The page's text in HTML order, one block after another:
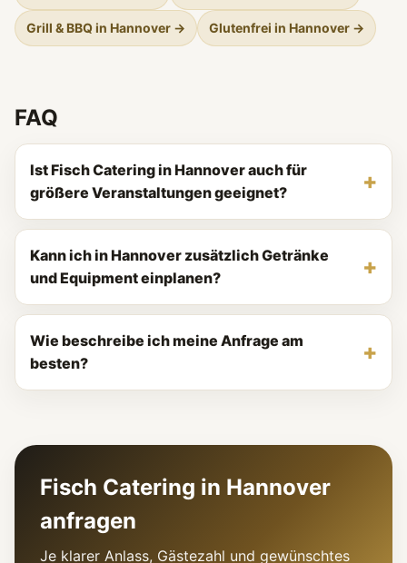
Grill & BBQ in Hannover → Glutenfrei in Hannover →
FAQ
Ist Fisch Catering in Hannover auch für
größere Veranstaltungen geeignet?
Kann ich in Hannover zusätzlich Getränke
und Equipment einplanen?
Wie beschreibe ich meine Anfrage am
besten?
Fisch Catering in Hannover
anfragen
Je klarer Anlass, Gästezahl und gewünschtes